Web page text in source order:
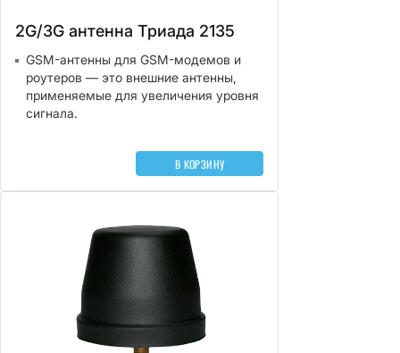
2G/3G антенна Триада 2135
GSM-антенны для GSM-модемов и
роутеров — это внешние антенны,
применяемые для увеличения уровня
сигнала.
В КОРЗИНУ